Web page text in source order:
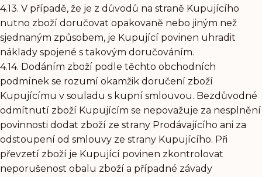
4.13. V případě, že je z důvodů na straně Kupujícího
nutno zboží doručovat opakovaně nebo jiným než
sjednaným způsobem, je Kupující povinen uhradit
náklady spojené s takovým doručováním.
4.14. Dodáním zboží podle těchto obchodních
podmínek se rozumí okamžik doručení zboží
Kupujícímu v souladu s kupní smlouvou. Bezdůvodné
odmítnutí zboží Kupujícím se nepovažuje za nesplnění
povinnosti dodat zboží ze strany Prodávajícího ani za
odstoupení od smlouvy ze strany Kupujícího. Při
převzetí zboží je Kupující povinen zkontrolovat
neporušenost obalu zboží a případné závady